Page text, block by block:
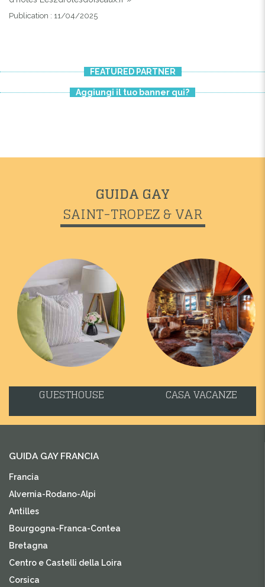
Publication : 11/04/2025
FEATURED PARTNER
Aggiungi il tuo banner qui?
GUIDA GAY
SAINT-TROPEZ & VAR
GUESTHOUSE CASA VACANZE
GUIDA GAY FRANCIA
Francia
Alvernia-Rodano-Alpi
Antilles
Bourgogna-Franca-Contea
Bretagna
Centro e Castelli della Loira
Corsica